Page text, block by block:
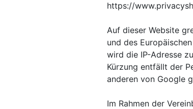
https://
Auf dieser Website
und des
wird die IP-Adresse
Kürzung entfällt der
anderen von Google
Im Rahmen der